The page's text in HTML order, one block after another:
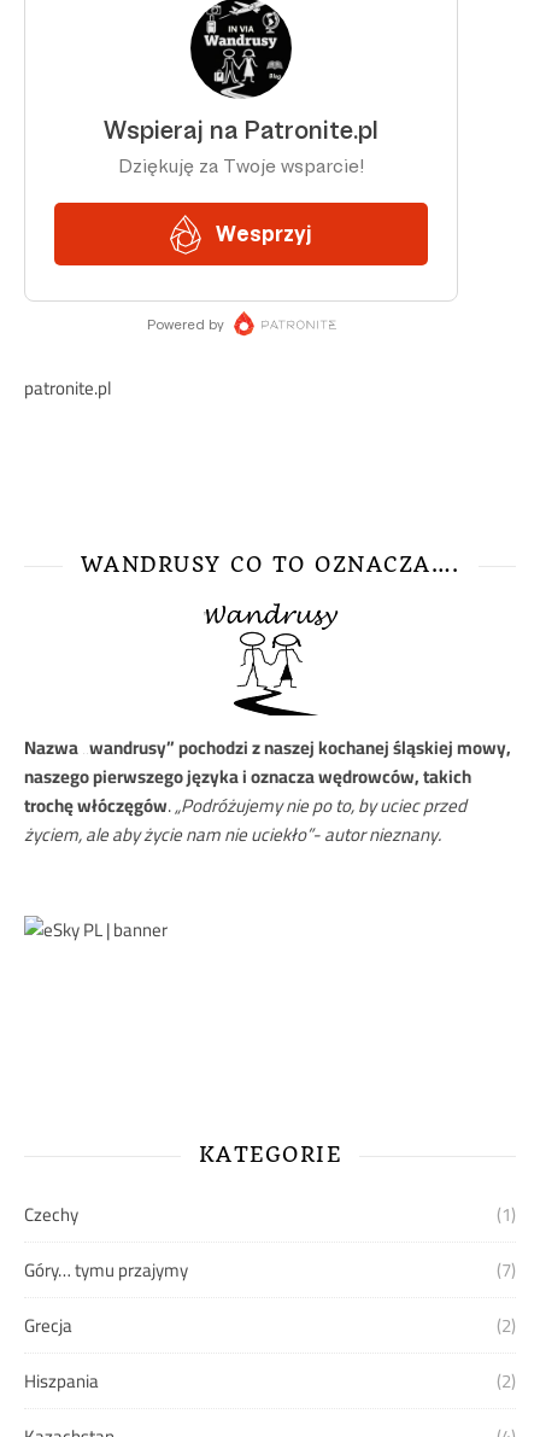
patronite.pl
WANDRUSY CO TO OZNACZA….
Nazwa„wandrusy” pochodzi z naszej kochanej śląskiej mowy,
naszego pierwszego języka i oznacza wędrowców, takich
trochę włóczęgów.„Podróżujemy nie po to, by uciec przed
życiem, ale aby życie nam nie uciekło”- autor nieznany.
KATEGORIE
Czechy
(1)
Góry… tymu przajymy
(7)
Grecja
(2)
Hiszpania
(2)